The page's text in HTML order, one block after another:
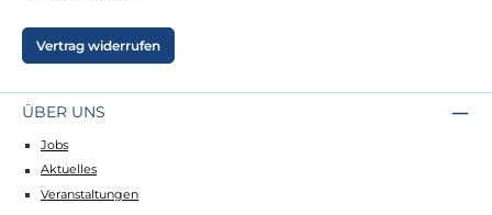
Vertrag widerrufen
ÜBER UNS
Jobs
Aktuelles
Veranstaltungen